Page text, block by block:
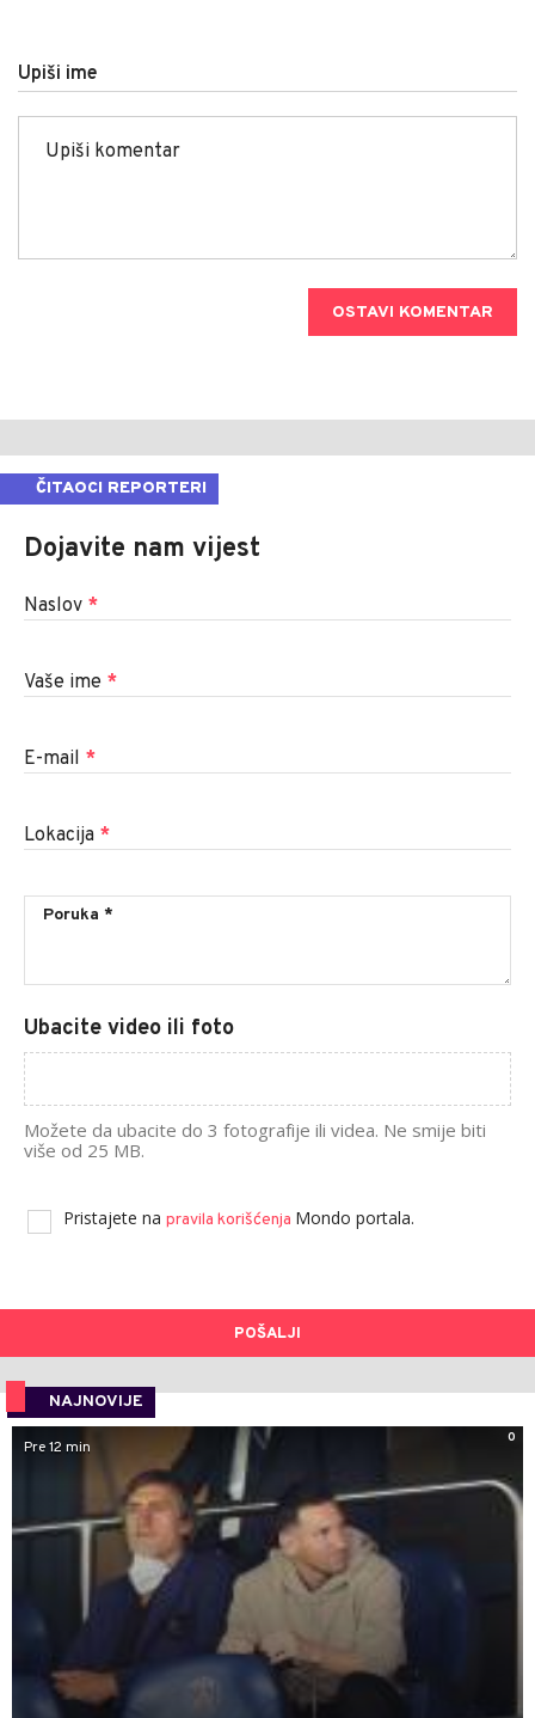
Upiši ime
OSTAVI KOMENTAR
ČITAOCI REPORTERI
Dojavite nam vijest
Naslov *
Vaše ime *
E-mail *
Lokacija *
Ubacite video ili foto
Možete da ubacite do 3 fotografije ili videa. Ne smije biti
više od 25 MB.
Pristajete na pravila korišćenja Mondo portala.
POŠALJI
NAJNOVIJE
0
Pre 12 min